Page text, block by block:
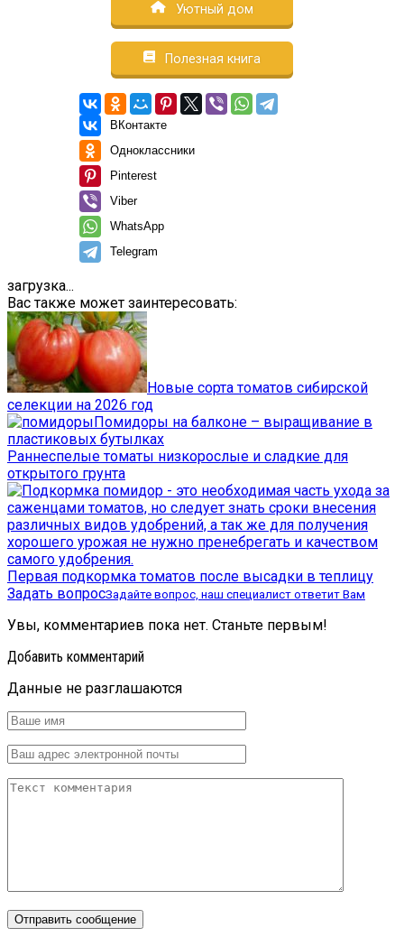
Уютный дом
Полезная книга
ВКонтакте
Одноклассники
Pinterest
Viber
WhatsApp
Telegram
загрузка...
Вас также может заинтересовать:
Новые сорта томатов сибирской
селекции на 2026 год
Помидоры на балконе – выращивание в
пластиковых бутылках
Раннеспелые томаты низкорослые и сладкие для
открытого грунта
Первая подкормка томатов после высадки в теплицу
Задать вопросЗадайте вопрос, наш специалист ответит Вам
Увы, комментариев пока нет. Станьте первым!
Добавить комментарий
Данные не разглашаются